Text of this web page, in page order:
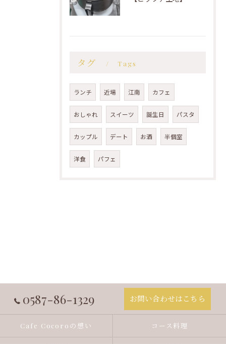
タグ Tags
ランチ 近場 江南 カフェ
おしゃれ スイーツ 誕生日 パスタ
カップル デート お酒 半個室
洋食 パフェ
0587-86-1329 お問い合わせはこちら
Cafe Cocoroの想い コース料理